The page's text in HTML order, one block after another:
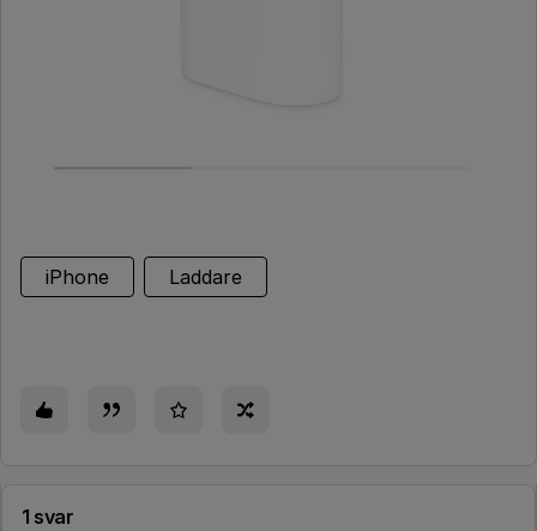
iPhone Laddare
1 svar